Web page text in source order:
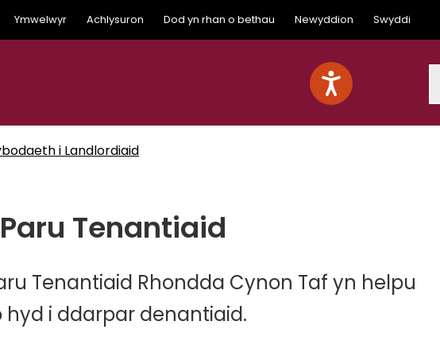
Ymwelwyr Achlysuron Dod yn rhan o bethau Newyddion Swyddi
i Landlordiaid
Tenantiaid
Tenantiaid Rhondda Cynon Taf yn helpu
hyd i ddarpar denantiaid.